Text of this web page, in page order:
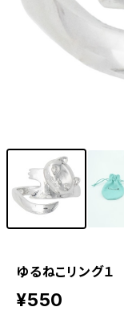
ゆるねこリング１
¥550